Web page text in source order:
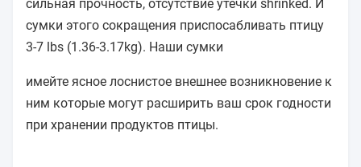
сильная прочность, отсутствие утечки shrinked. И
сумки этого сокращения приспосабливать птицу
3-7 lbs (1.36-3.17kg). Наши сумки
имейте ясное лоснистое внешнее возникновение к
ним которые могут расширить ваш срок годности
при хранении продуктов птицы.